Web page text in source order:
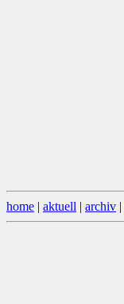
home | aktuell | archiv |